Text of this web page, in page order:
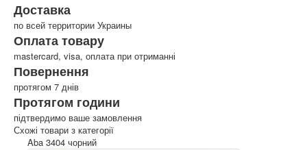
Доставка
по всей территории Украины
Оплата товару
mastercard, visa, оплата при отриманні
Повернення
протягом 7 днів
Протягом години
підтвердимо ваше замовлення
Схожі товари з категорії
Aba 3404 чорний